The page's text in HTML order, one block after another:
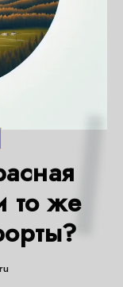
то же